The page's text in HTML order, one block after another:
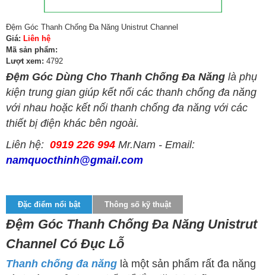
Đệm Góc Thanh Chống Đa Năng Unistrut Channel
Giá: Liên hệ
Mã sản phẩm:
Lượt xem: 4792
Đệm Góc Dùng Cho Thanh Chống Đa Năng là phụ
kiện trung gian giúp kết nối các thanh chống đa năng
với nhau hoặc kết nối thanh chống đa năng với các
thiết bị điện khác bên ngoài.
Liên hệ: 0919 226 994 Mr.Nam - Email:
namquocthinh@gmail.com
Đặc điểm nổi bật Thông số kỹ thuật
Đệm Góc Thanh Chống Đa Năng Unistrut
Channel Có Đục Lỗ
Thanh chống đa năng là một sản phẩm rất đa năng